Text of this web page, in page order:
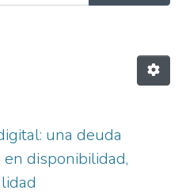
una deuda
disponibilidad,